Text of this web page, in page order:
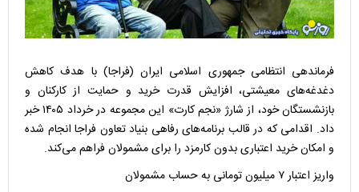
فرماندهی انتظامی جمهوری اسلامی ایران (فراجا) با هدف کاهش
دغدغه‌های معیشتی، افزایش قدرت خرید و حمایت از کارکنان و
بازنشستگان خود، از شارژ «نجم کارت» این مجموعه در خرداد ۱۴۰۵ خبر
داد. اقدامی که در قالب برنامه‌های رفاهی بنیاد تعاون فراجا انجام شده
و امکان خرید اعتباری بدون کارمزد را برای مشمولان فراهم می‌کند.
واریز اعتبار ۷ میلیون تومانی به حساب مشمولان